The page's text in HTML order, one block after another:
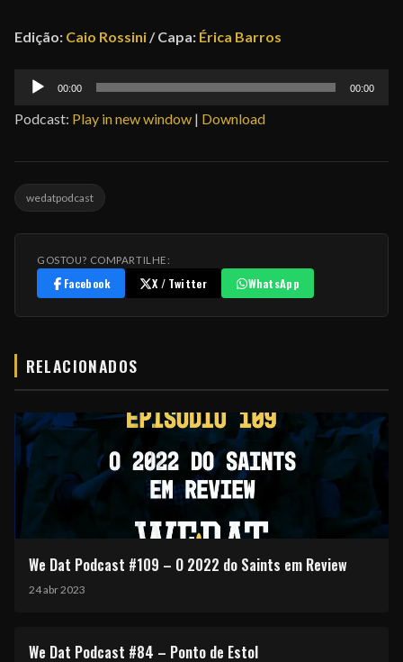
Edição: Caio Rossini / Capa: Érica Barros
Tocador00:00 00:00
Podcast: Play in new window | Download
wedatpodcast
GOSTOU? COMPARTILHE:
Facebook X / Twitter WhatsApp
RELACIONADOS
We Dat Podcast #109 – O 2022 do Saints em Review
24 abr 2023
We Dat Podcast #84 – Ponto de Estol